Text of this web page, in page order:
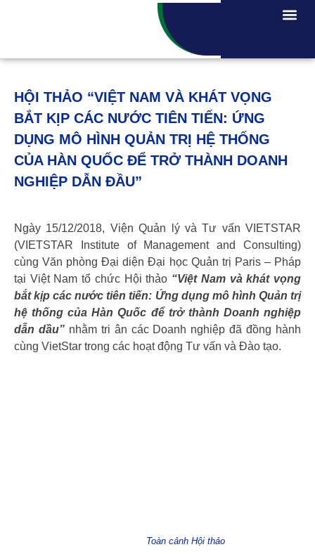
HỘI THẢO “VIỆT NAM VÀ KHÁT VỌNG
BẮT KỊP CÁC NƯỚC TIÊN TIẾN: ỨNG
DỤNG MÔ HÌNH QUẢN TRỊ HỆ THỐNG
CỦA HÀN QUỐC ĐỂ TRỞ THÀNH DOANH
NGHIỆP DẪN ĐẦU”
Ngày 15/12/2018, Viện Quản lý và Tư vấn VIETSTAR
(VIETSTAR Institute of Management and Consulting)
cùng Văn phòng Đại diện Đại học Quản trị Paris – Pháp
tại Việt Nam tổ chức Hội thảo “Việt Nam và khát vọng
bắt kịp các nước tiên tiến: Ứng dụng mô hình Quản trị
hệ thống của Hàn Quốc để trở thành Doanh nghiệp
dẫn dầu”nhằm tri ân các Doanh nghiệp đã đồng hành
cùng VietStar trong các hoạt động Tư vấn và Đào tạo.
Toàn cảnh Hội thảo